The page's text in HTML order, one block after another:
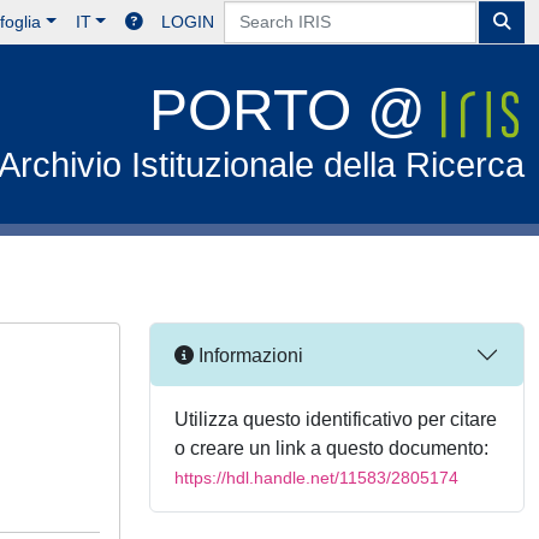
IT LOGIN
PORTO @
Istituzionale della Ricerca
Informazioni
Utilizza questo identificativo per citare
o creare un link a questo documento:
https://hdl.handle.net/11583/2805174